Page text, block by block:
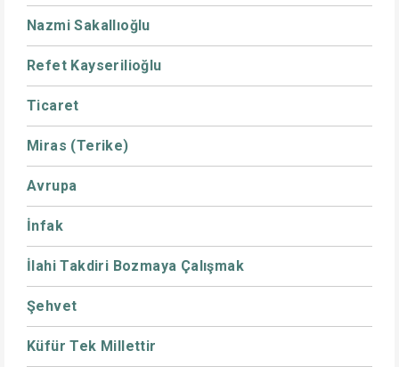
Nazmi Sakallıoğlu
Refet Kayserilioğlu
Ticaret
Miras (Terike)
Avrupa
İnfak
İlahi Takdiri Bozmaya Çalışmak
Şehvet
Küfür Tek Millettir